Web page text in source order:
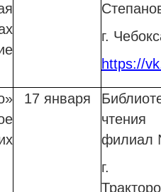
г.
https://
17 января
филиал
г.